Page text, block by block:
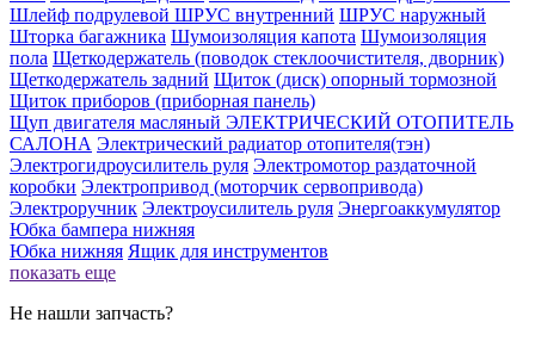
Шлейф подрулевой ШРУС внутренний ШРУС наружный
Шторка багажника Шумоизоляция капота Шумоизоляция
пола Щеткодержатель (поводок стеклоочистителя, дворник)
Щеткодержатель задний Щиток (диск) опорный тормозной
Щиток приборов (приборная панель)
Щуп двигателя масляный ЭЛЕКТРИЧЕСКИЙ ОТОПИТЕЛЬ
САЛОНА Электрический радиатор отопителя(тэн)
Электрогидроусилитель руля Электромотор раздаточной
коробки Электропривод (моторчик сервопривода)
Электроручник Электроусилитель руля Энергоаккумулятор
Юбка бампера нижняя
Юбка нижняя Ящик для инструментов
показать еще
Не нашли запчасть?